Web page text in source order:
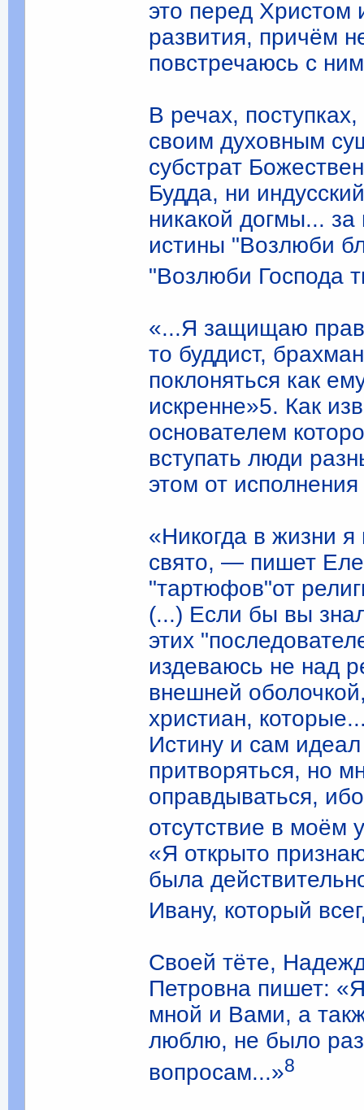
это перед Христом
развития, причём
повстречаюсь с
В речах,
своим духовным
субстрат
Будда, ни
никакой догмы...
истины "Возлюби
"Возлюби Господа
«...Я защищаю
то буддист,
поклоняться как
искренне»5. Как
основателем
вступать люди
этом от
«Никогда в жизни
свято, — пишет
"тартюфов"от
(...) Если бы вы
этих
издеваюсь не над
внешней
христиан,
Истину и сам
притворяться, но
оправдываться,
отсутствие в моём
«Я открыто
была
Ивану, который
Своей тёте,
Петровна пишет:
мной и Вами, а
люблю, не было
вопросам...»8